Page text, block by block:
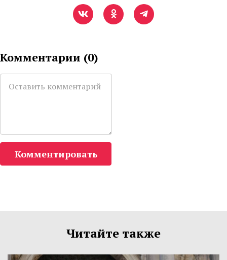
Комментарии (0)
Комментировать
Читайте также